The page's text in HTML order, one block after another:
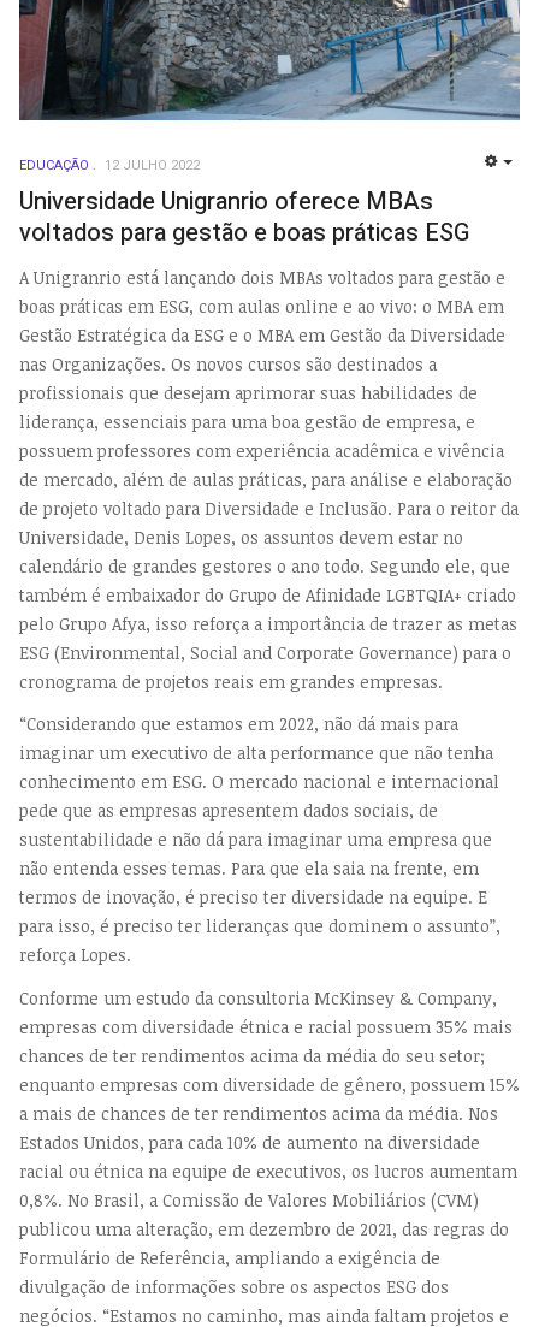
EDUCAÇÃO 12 JULHO 2022
Universidade Unigranrio oferece MBAs
voltados para gestão e boas práticas ESG
A Unigranrio está lançando dois MBAs voltados para gestão e
boas práticas em ESG, com aulas online e ao vivo: o MBA em
Gestão Estratégica da ESG e o MBA em Gestão da Diversidade
nas Organizações. Os novos cursos são destinados a
profissionais que desejam aprimorar suas habilidades de
liderança, essenciais para uma boa gestão de empresa, e
possuem professores com experiência acadêmica e vivência
de mercado, além de aulas práticas, para análise e elaboração
de projeto voltado para Diversidade e Inclusão. Para o reitor da
Universidade, Denis Lopes, os assuntos devem estar no
calendário de grandes gestores o ano todo. Segundo ele, que
também é embaixador do Grupo de Afinidade LGBTQIA+ criado
pelo Grupo Afya, isso reforça a importância de trazer as metas
ESG (Environmental, Social and Corporate Governance) para o
cronograma de projetos reais em grandes empresas.
“Considerando que estamos em 2022, não dá mais para
imaginar um executivo de alta performance que não tenha
conhecimento em ESG. O mercado nacional e internacional
pede que as empresas apresentem dados sociais, de
sustentabilidade e não dá para imaginar uma empresa que
não entenda esses temas. Para que ela saia na frente, em
termos de inovação, é preciso ter diversidade na equipe. E
para isso, é preciso ter lideranças que dominem o assunto”,
reforça Lopes.
Conforme um estudo da consultoria McKinsey & Company,
empresas com diversidade étnica e racial possuem 35% mais
chances de ter rendimentos acima da média do seu setor;
enquanto empresas com diversidade de gênero, possuem 15%
a mais de chances de ter rendimentos acima da média. Nos
Estados Unidos, para cada 10% de aumento na diversidade
racial ou étnica na equipe de executivos, os lucros aumentam
0,8%. No Brasil, a Comissão de Valores Mobiliários (CVM)
publicou uma alteração, em dezembro de 2021, das regras do
Formulário de Referência, ampliando a exigência de
divulgação de informações sobre os aspectos ESG dos
negócios. “Estamos no caminho, mas ainda faltam projetos e